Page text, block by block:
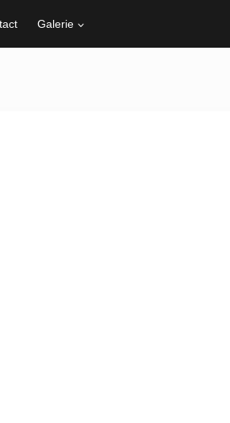
Galerie